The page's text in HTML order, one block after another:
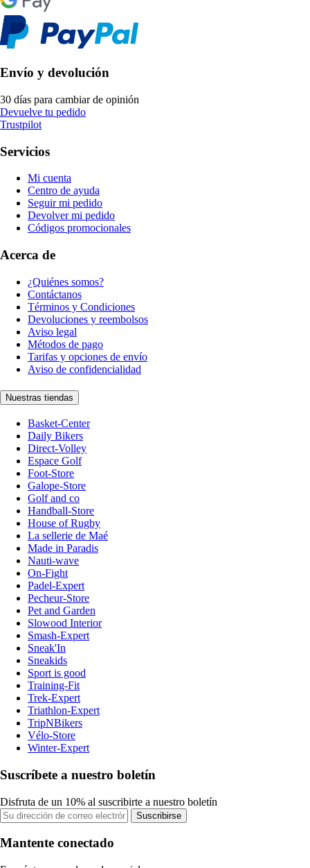
Envío y devolución
30 días para cambiar de opinión
Devuelve tu pedido
Trustpilot
Servicios
Mi cuenta
Centro de ayuda
Seguir mi pedido
Devolver mi pedido
Códigos promocionales
Acerca de
¿Quiénes somos?
Contáctanos
Términos y Condiciones
Devoluciones y reembolsos
Aviso legal
Métodos de pago
Tarifas y opciones de envío
Aviso de confidencialidad
Nuestras tiendas
Basket-Center
Daily Bikers
Direct-Volley
Espace Golf
Foot-Store
Galope-Store
Golf and co
Handball-Store
House of Rugby
La sellerie de Maé
Made in Paradis
Nauti-wave
On-Fight
Padel-Expert
Pecheur-Store
Pet and Garden
Slowood Interior
Smash-Expert
Sneak'In
Sneakids
Sport is good
Training-Fit
Trek-Expert
Triathlon-Expert
TripNBikers
Vélo-Store
Winter-Expert
Suscríbete a nuestro boletín
Disfruta de un 10% al suscribirte a nuestro boletín
Suscribirse
Mantente conectado